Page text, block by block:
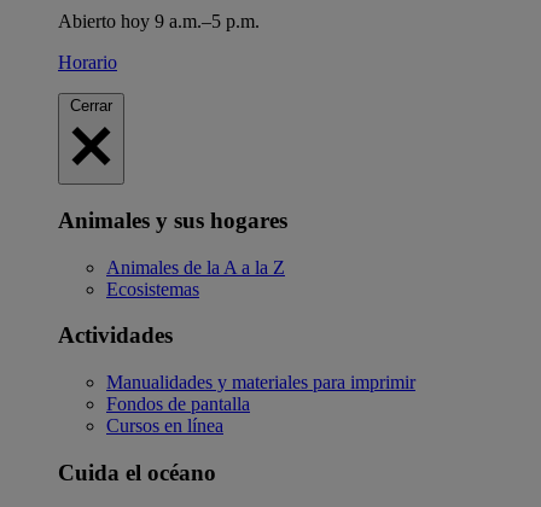
Abierto hoy 9 a.m.–5 p.m.
Horario
Cerrar
Animales y sus hogares
Animales de la A a la Z
Ecosistemas
Actividades
Manualidades y materiales para imprimir
Fondos de pantalla
Cursos en línea
Cuida el océano